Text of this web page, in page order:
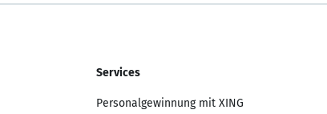
Services
Personalgewinnung mit XING